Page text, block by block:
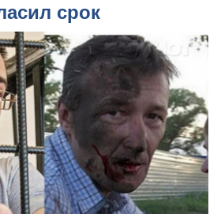
срок